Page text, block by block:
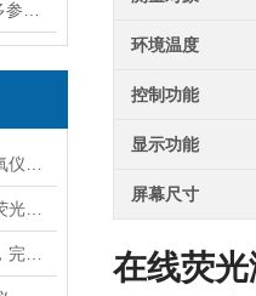
环境温度
控制功能
显示功能
屏幕尺寸
在线荧